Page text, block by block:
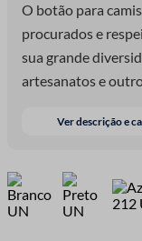
O botão para
procurados e
sua grande
artesanatos e
Ver descrição e